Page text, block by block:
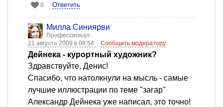
0 Ответить
Милла Синиярви
Профессионал
21 августа 2009 в 08:54
Сообщить модератору
Дейнека - курортный художник?
Здравствуйте, Денис!
Спасибо, что натолкнули на мысль - самые
лучшие иллюстрации по теме "загар"
Александр Дейнека уже написал, это точно!